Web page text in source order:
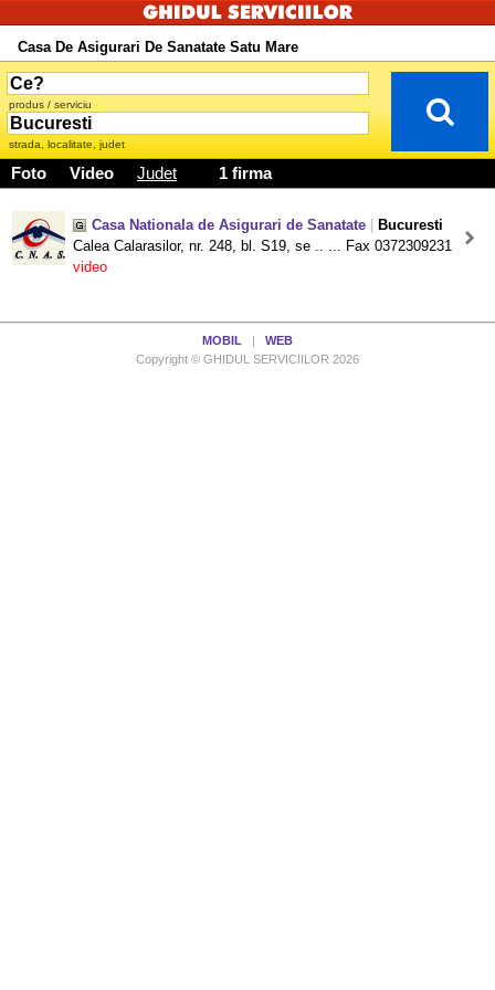
Casa De Asigurari De Sanatate Satu Mare
produs / serviciu
strada, localitate, judet
Foto Video Judet 1 firma
Casa Nationala de Asigurari de Sanatate
Bucuresti
Calea Calarasilor, nr. 248, bl. S19, se .. ... Fax 0372309231
video
MOBIL
WEB
Copyright © GHIDUL SERVICIILOR 2026